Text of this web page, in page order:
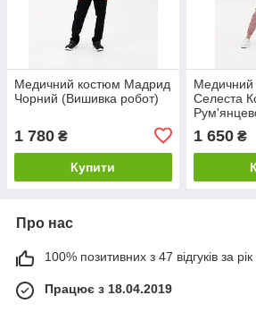
Медичний костюм Мадрид
Чорний (Вишивка робот)
1 780 ₴
Купити
Медичний
Селеста
(Вставки
1 650₴
Про нас
100% позитивних з 47 відгуків за рік
Працює з 18.04.2019